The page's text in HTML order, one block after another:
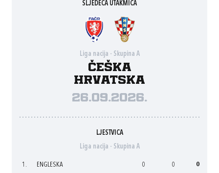
SLJEDEĆA UTAKMICA
Liga nacija - Skupina A
Češka
Hrvatska
26.09.2026.
LJESTVICA
Liga nacija - Skupina A
1. ENGLESKA 0 0 0